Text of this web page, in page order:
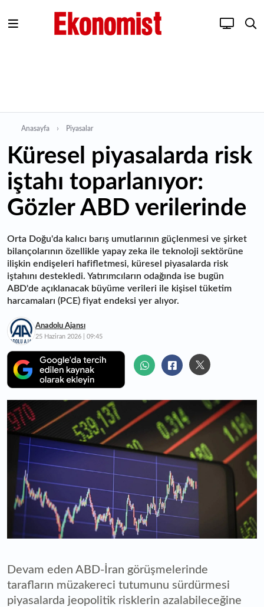
Anasayfa Piyasalar
Küresel piyasalarda risk
iştahı toparlanıyor:
Gözler ABD verilerinde
Orta Doğu'da kalıcı barış umutlarının güçlenmesi ve şirket
bilançolarının özellikle yapay zeka ile teknoloji sektörüne
ilişkin endişeleri hafifletmesi, küresel piyasalarda risk
iştahını destekledi. Yatırımcıların odağında ise bugün
ABD'de açıklanacak büyüme verileri ile kişisel tüketim
harcamaları (PCE) fiyat endeksi yer alıyor.
Anadolu Ajansı
25 Haziran 2026 | 09:45
Devam eden ABD-İran görüşmelerinde
tarafların müzakereci tutumunu sürdürmesi
piyasalarda jeopolitik risklerin azalabileceğine